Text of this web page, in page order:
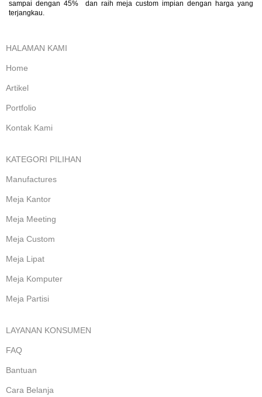
sampai dengan 45% dan raih meja custom impian dengan harga yang
terjangkau.
HALAMAN KAMI
Home
Artikel
Portfolio
Kontak Kami
KATEGORI PILIHAN
Manufactures
Meja Kantor
Meja Meeting
Meja Custom
Meja Lipat
Meja Komputer
Meja Partisi
LAYANAN KONSUMEN
FAQ
Bantuan
Cara Belanja